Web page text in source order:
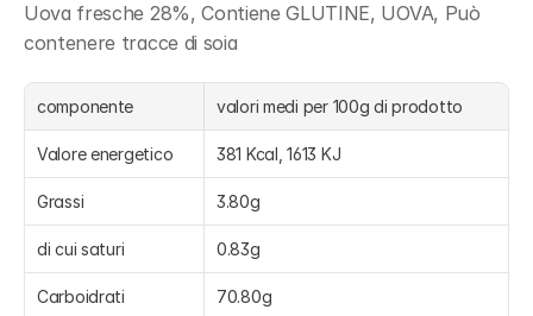
Uova fresche 28%, Contiene GLUTINE, UOVA, Può
contenere tracce di soia
componente valori medi per 100g di prodotto
Valore energetico 381 Kcal, 1613 KJ
Grassi 3.80g
di cui saturi 0.83g
Carboidrati 70.80g